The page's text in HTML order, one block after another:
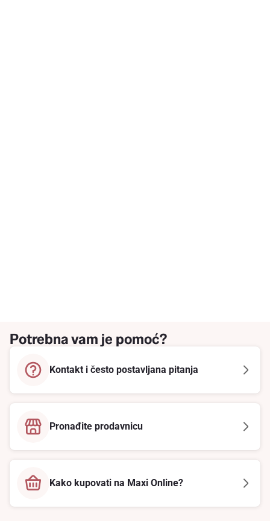
Potrebna vam je pomoć?
Kontakt i često postavljana pitanja
Pronađite prodavnicu
Kako kupovati na Maxi Online?